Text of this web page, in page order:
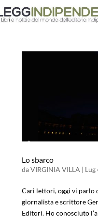
Lo sbarco
daVIRGINIA VILLA | Lug
Cari lettori, oggi vi parlo
giornalista e scrittore
Editori. Ho conosciuto